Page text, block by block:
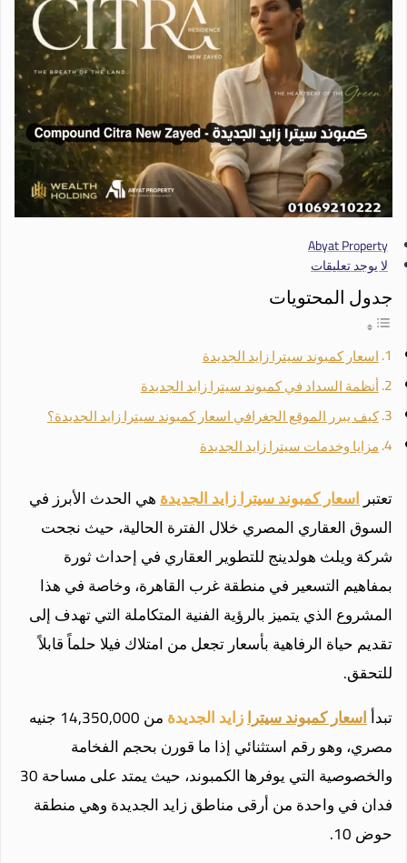
Abyat Property
لا يوجد تعليقات
جدول المحتويات
اسعار كمبوند سيترا زايد الجديدة
أنظمة السداد في كمبوند سيترا زايد الجديدة
كيف يبرر الموقع الجغرافي اسعار كمبوند سيترا زايد الجديدة؟
مزايا وخدمات سيترا زايد الجديدة
تعتبراسعار كمبوند سيترا زايد الجديدةهي الحدث الأبرز في
السوق العقاري المصري خلال الفترة الحالية، حيث نجحت
شركة ويلث هولدينج للتطوير العقاري في إحداث ثورة
بمفاهيم التسعير في منطقة غرب القاهرة، وخاصة في هذا
المشروع الذي يتميز بالرؤية الفنية المتكاملة التي تهدف إلى
تقديم حياة الرفاهية بأسعار تجعل من امتلاك فيلا حلماً قابلاً
للتحقق.
تبدأاسعار كمبوند سيترازايد الجديدة
من 14,350,000 جنيه
مصري، وهو رقم استثنائي إذا ما قورن بحجم الفخامة
والخصوصية التي يوفرها الكمبوند، حيث يمتد على مساحة 30
فدان في واحدة من أرقى مناطق زايد الجديدة وهي منطقة
حوض 10.